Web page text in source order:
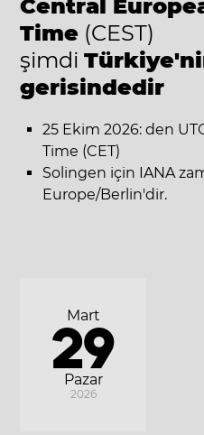
Central
Time (CEST)
şimdi
gerisindedir
25 Ekim 2026: den
Time (CET)
Solingen için IANA
Europe/Berlin'dir.
Pazar
Mart
29
2026